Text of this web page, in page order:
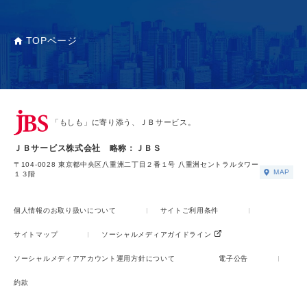
TOPページ
「もしも」に寄り添う、ＪＢサービス。
ＪＢサービス株式会社 略称：ＪＢＳ
〒104-0028 東京都中央区八重洲二丁目２番１号 八重洲セントラルタワー
１３階
MAP
個人情報のお取り扱いについて サイトご利用条件
サイトマップ ソーシャルメディアガイドライン
ソーシャルメディアアカウント運用方針について 電子公告
約款